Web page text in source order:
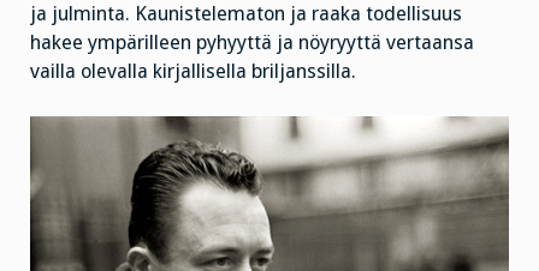
ja julminta. Kaunistelematon ja raaka todellisuus
hakee ympärilleen pyhyyttä ja nöyryyttä vertaansa
vailla olevalla kirjallisella briljanssilla.